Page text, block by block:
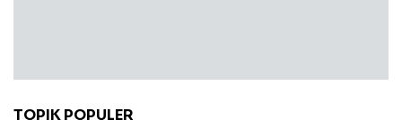
TOPIK POPULER